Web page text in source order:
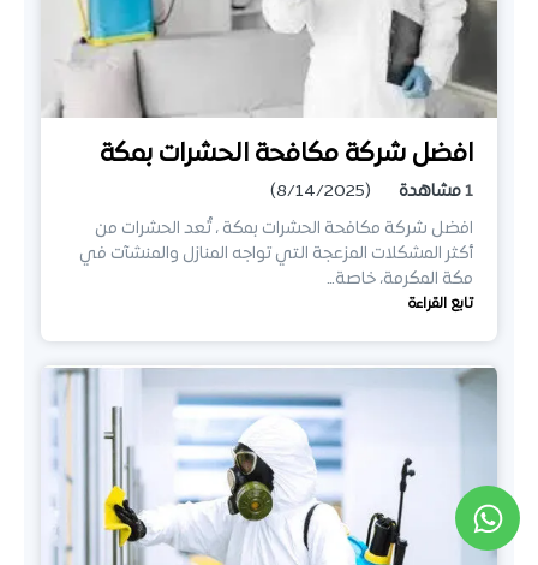
افضل شركة مكافحة الحشرات بمكة
1مشاهدة
(8/14/2025)
افضل شركة مكافحة الحشرات بمكة ، تُعد الحشرات من
أكثر المشكلات المزعجة التي تواجه المنازل والمنشآت في
مكة المكرمة، خاصة…
تابع القراءة